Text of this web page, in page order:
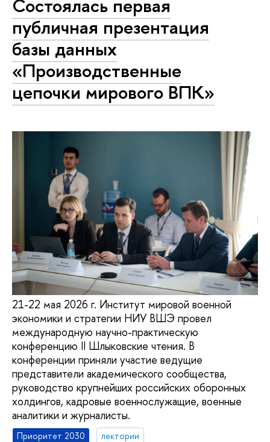
Состоялась первая
публичная презентация
базы данных
«Производственные
цепочки мирового ВПК»
21-22 мая 2026 г. Институт мировой военной
экономики и стратегии НИУ ВШЭ провел
международную научно-практическую
конференцию II Шлыковские чтения. В
конференции приняли участие ведущие
представители академического сообщества,
руководство крупнейших российских оборонных
холдингов, кадровые военнослужащие, военные
аналитики и журналисты.
Приоритет 2030
лектории